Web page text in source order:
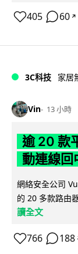
405 60 ↗
3C科技 家居
Vin 13 小時
逾 20 款
動連線回
網絡安全公司
的 20 多款路由
讀全文
766 188